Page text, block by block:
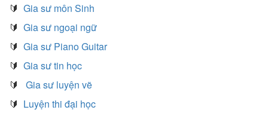
🔰 Gia sư môn Sinh
🔰 Gia sư ngoại ngữ
🔰 Gia sư Piano Guitar
🔰 Gia sư tin học
🔰
Gia sư luyện vẽ
🔰 Luyện thi đại học